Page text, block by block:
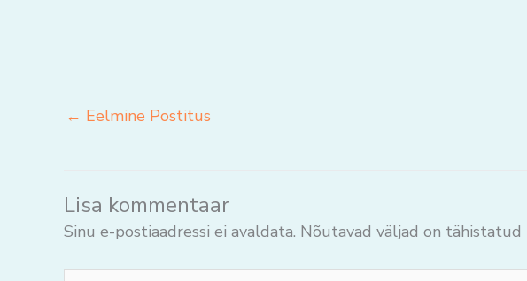
← Eelmine Postitus
Lisa kommentaar
Sinu e-postiaadressi ei avaldata. Nõutavad väljad on tähistatud